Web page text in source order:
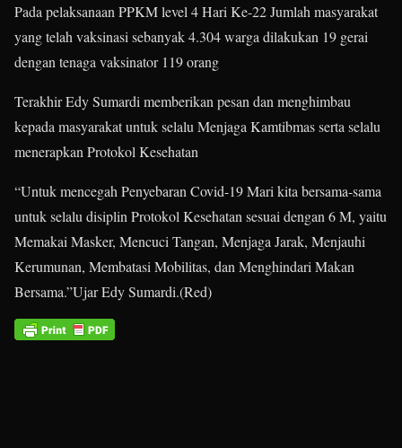
Pada pelaksanaan PPKM level 4 Hari Ke-22 Jumlah masyarakat
yang telah vaksinasi sebanyak 4.304 warga dilakukan 19 gerai
dengan tenaga vaksinator 119 orang
Terakhir Edy Sumardi memberikan pesan dan menghimbau
kepada masyarakat untuk selalu Menjaga Kamtibmas serta selalu
menerapkan Protokol Kesehatan
“Untuk mencegah Penyebaran Covid-19 Mari kita bersama-sama
untuk selalu disiplin Protokol Kesehatan sesuai dengan 6 M, yaitu
Memakai Masker, Mencuci Tangan, Menjaga Jarak, Menjauhi
Kerumunan, Membatasi Mobilitas, dan Menghindari Makan
Bersama.”Ujar Edy Sumardi.(Red)